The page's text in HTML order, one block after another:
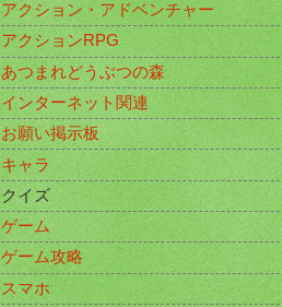
アクション・アドベンチャー
アクションRPG
あつまれどうぶつの森
インターネット関連
お願い掲示板
キャラ
クイズ
ゲーム
ゲーム攻略
スマホ